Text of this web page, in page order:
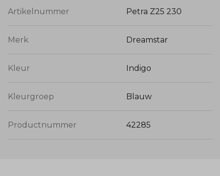
Artikelnummer Petra Z25 230
Merk Dreamstar
Kleur Indigo
Kleurgroep Blauw
Productnummer 42285